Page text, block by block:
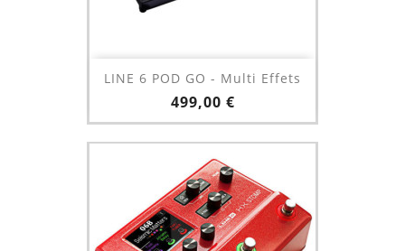
LINE 6 POD GO - Multi Effets
Prix
499,00 €